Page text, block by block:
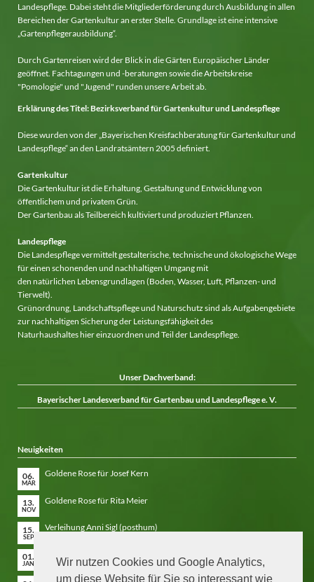
Wir nutzen Cookies und Google Analytics,
um diese Website für Sie so interessant wie
Landespflege. Dabei steht die Mitgliederförderung durch Ausbildung in allen
Bereichen der Gartenkultur an erster Stelle. Grundlage ist eine intensive
„Gartenpflegerausbildung“.
Durch Gartenreisen wird der Blick in die Gärten Europäischer Länder
geöffnet. Fachtagungen und -beratungen sowie die Arbeitskreise
"Pomologie" und "Jugend" runden unsere Arbeit ab.
Erklärung des Titel: Bezirksverband für Gartenkultur und Landespflege
Diese wurden von der „Bayerischen Kreisfachberatung für Gartenkultur und
Landespflege“ an den Landratsämtern 2005 definiert.
Gartenkultur
Die Gartenkultur ist die Erhaltung, Gestaltung und Entwicklung von
öffentlichem und privatem Grün.
Der Gartenbau als Teilbereich kultiviert und produziert Pflanzen.
Landespflege
Die Landespflege vermittelt gestalterische, technische und ökologische Wege
für einen schonenden und nachhaltigen Umgang mit
den natürlichen Lebensgrundlagen (Boden, Wasser, Luft, Pflanzen- und
Tierwelt).
Grünordnung, Landschaftspflege und Naturschutz sind als Aufgabengebiete
zur nachhaltigen Sicherung der Leistungsfähigkeit des
Naturhaushaltes hier einzuordnen und Teil der Landespflege.
Unser Dachverband:
Bayerischer Landesverband für Gartenbau und Landespflege e. V.
Neuigkeiten
06.
MÄR
Goldene Rose für Josef Kern
13.
NOV
Goldene Rose für Rita Meier
15.
SEP
Verleihung Anni Sigl (posthum)
01.
JAN